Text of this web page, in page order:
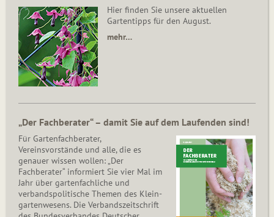
Hier finden Sie unsere aktuellen
Gartentipps für den August.
mehr…
„Der Fachberater“ – damit Sie auf dem Laufenden sind!
Für Gartenfachberater,
Vereinsvorstände und alle, die es
genauer wissen wollen: „Der
Fachberater“ informiert Sie vier Mal im
Jahr über gartenfachliche und
verbandspolitische Themen des Klein­
gar­ten­wesens. Die Ver­bands­zeit­schrift